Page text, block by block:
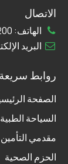
روابط سريعة
الصفحة
السياحة الطبية
مقدمي التأمين
الحزم الصحية
الاتصال
الهاتف:
البريد